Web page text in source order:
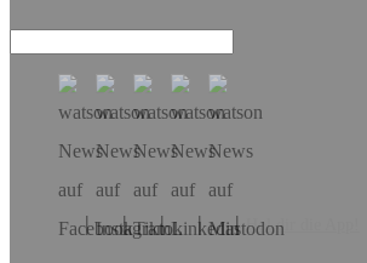
Hol dir die App!